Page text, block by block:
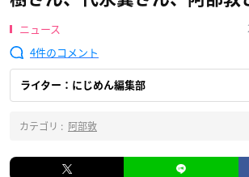
ニュース
4
ライター：にじめん編集部
カテゴリ : 阿部敦